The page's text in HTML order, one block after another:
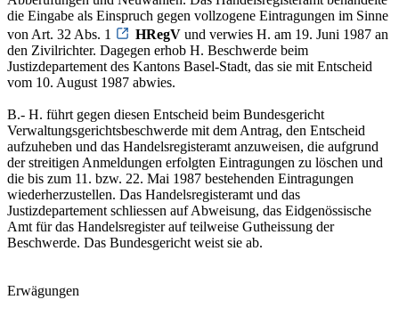
die Eingabe als Einspruch gegen vollzogene Eintragungen im Sinne
von Art. 32 Abs. 1
HRegV und verwies H. am 19. Juni 1987 an
den Zivilrichter. Dagegen erhob H. Beschwerde beim
Justizdepartement des Kantons Basel-Stadt, das sie mit Entscheid
vom 10. August 1987 abwies.
B.- H. führt gegen diesen Entscheid beim Bundesgericht
Verwaltungsgerichtsbeschwerde mit dem Antrag, den Entscheid
aufzuheben und das Handelsregisteramt anzuweisen, die aufgrund
der streitigen Anmeldungen erfolgten Eintragungen zu löschen und
die bis zum 11. bzw. 22. Mai 1987 bestehenden Eintragungen
wiederherzustellen. Das Handelsregisteramt und das
Justizdepartement schliessen auf Abweisung, das Eidgenössische
Amt für das Handelsregister auf teilweise Gutheissung der
Beschwerde. Das Bundesgericht weist sie ab.
Erwägungen